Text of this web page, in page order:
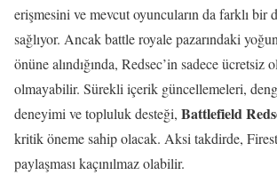
erişmesini ve mevcut oyuncuların da farklı bir
sağlıyor. Ancak battle royale pazarındaki
önüne alındığında, Redsec’in sadece ücretsiz
olmayabilir. Sürekli içerik güncellemeleri,
deneyimi ve topluluk desteği, Battlefield
kritik öneme sahip olacak. Aksi takdirde,
paylaşması kaçınılmaz olabilir.